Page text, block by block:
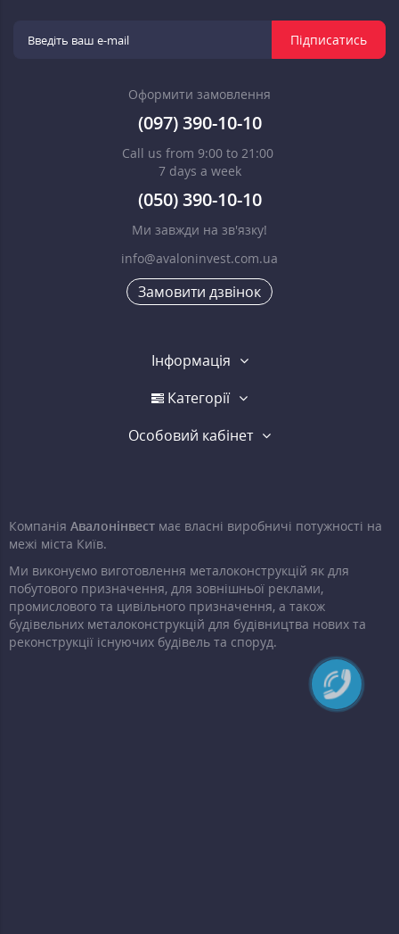
Підписатись
Оформити замовлення
(097) 390-10-10
Call us from 9:00 to 21:00
7 days a week
(050) 390-10-10
Ми завжди на зв'язку!
info@avaloninvest.com.ua
Замовити дзвінок
Інформація
Категорії
Особовий кабінет
Компанія Авалонінвест має власні виробничі потужності на
межі міста Київ.
Ми виконуємо виготовлення металоконструкцій як для
побутового призначення, для зовнішньої реклами,
промислового та цивільного призначення, а також
будівельних металоконструкцій для будівництва нових та
реконструкції існуючих будівель та споруд.